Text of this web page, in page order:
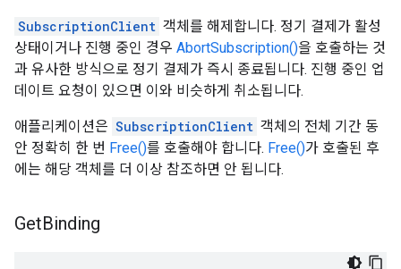
SubscriptionClient 객체를 해제합니다. 정기 결제가 활성
상태이거나 진행 중인 경우 AbortSubscription()을 호출하는 것
과 유사한 방식으로 정기 결제가 즉시 종료됩니다. 진행 중인 업
데이트 요청이 있으면 이와 비슷하게 취소됩니다.
애플리케이션은 SubscriptionClient 객체의 전체 기간 동
안 정확히 한 번 Free()를 호출해야 합니다. Free()가 호출된 후
에는 해당 객체를 더 이상 참조하면 안 됩니다.
GetBinding